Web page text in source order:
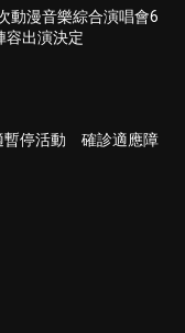
動漫音樂綜合演唱會6
出演決定
暫停活動 確診適應障